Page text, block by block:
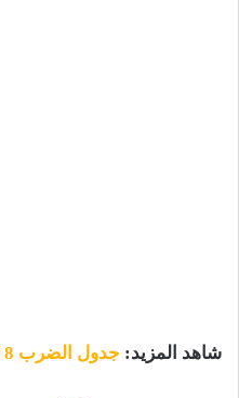
شاهد المزيد: جدول الضرب 8 Pdf